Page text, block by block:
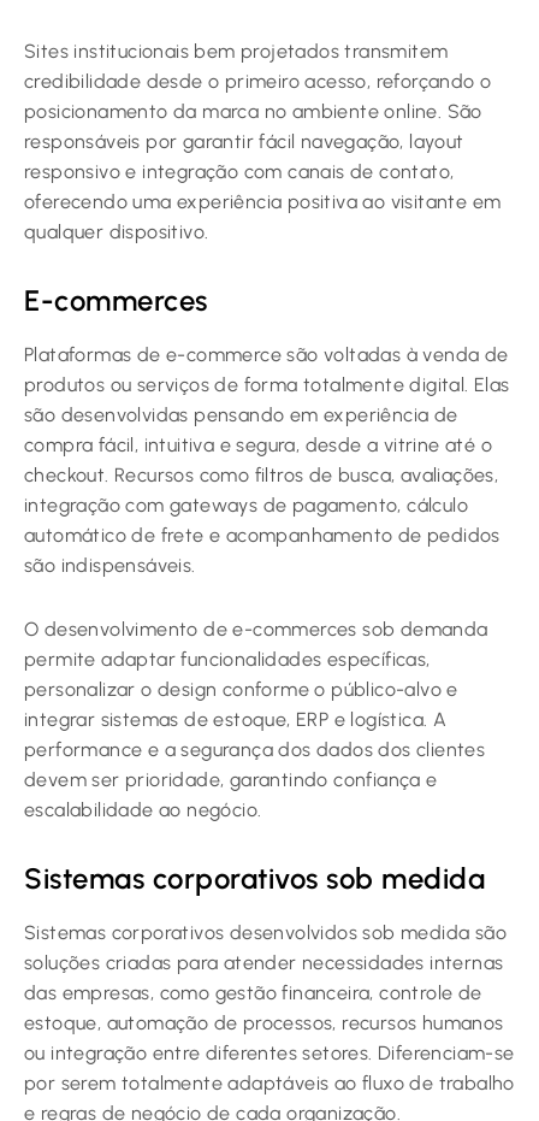
Sites institucionais bem projetados transmitem
credibilidade desde o primeiro acesso, reforçando o
posicionamento da marca no ambiente online. São
responsáveis por garantir fácil navegação, layout
responsivo e integração com canais de contato,
oferecendo uma experiência positiva ao visitante em
qualquer dispositivo.
E-commerces
Plataformas de e-commerce são voltadas à venda de
produtos ou serviços de forma totalmente digital. Elas
são desenvolvidas pensando em experiência de
compra fácil, intuitiva e segura, desde a vitrine até o
checkout. Recursos como filtros de busca, avaliações,
integração com gateways de pagamento, cálculo
automático de frete e acompanhamento de pedidos
são indispensáveis.
O desenvolvimento de e-commerces sob demanda
permite adaptar funcionalidades específicas,
personalizar o design conforme o público-alvo e
integrar sistemas de estoque, ERP e logística. A
performance e a segurança dos dados dos clientes
devem ser prioridade, garantindo confiança e
escalabilidade ao negócio.
Sistemas corporativos sob medida
Sistemas corporativos desenvolvidos sob medida são
soluções criadas para atender necessidades internas
das empresas, como gestão financeira, controle de
estoque, automação de processos, recursos humanos
ou integração entre diferentes setores. Diferenciam-se
por serem totalmente adaptáveis ao fluxo de trabalho
e regras de negócio de cada organização.